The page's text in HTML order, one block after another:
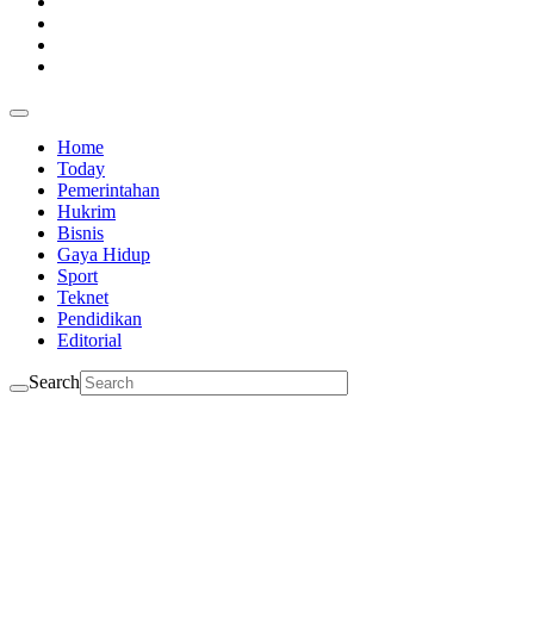
Home
Today
Pemerintahan
Hukrim
Bisnis
Gaya Hidup
Sport
Teknet
Pendidikan
Editorial
Search